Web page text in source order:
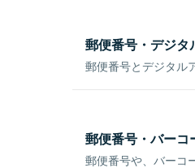
郵便番号・デジタ
郵便番号とデジタル
郵便番号・バーコ
郵便番号や、バーコ